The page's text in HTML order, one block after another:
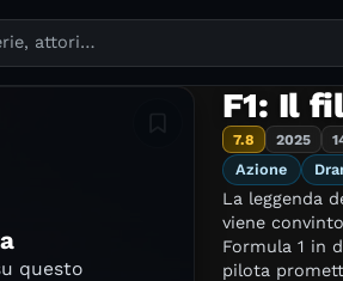
TV, attori, registi, generi e temi.
questo
Aggiungi in lista
F1: Il
7.8 2025
Azione
La leggenda
viene
Formula 1 in
pilota